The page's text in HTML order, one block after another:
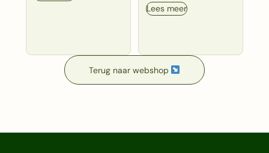
Lees meer
Terug naar webshop